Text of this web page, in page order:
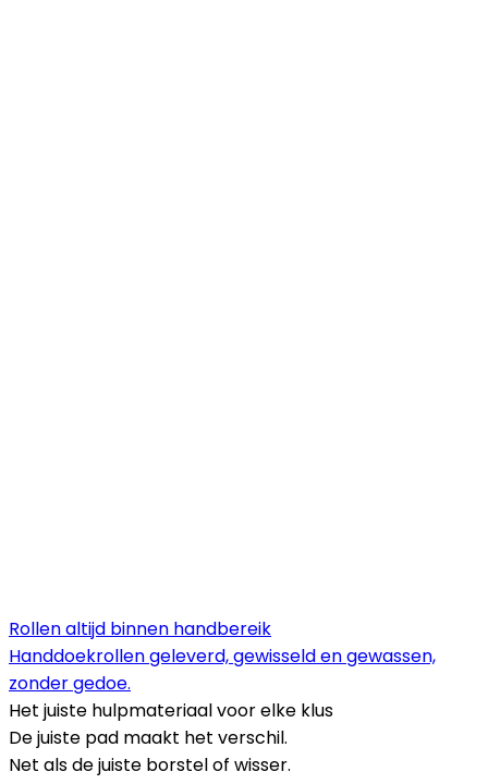
Rollen altijd binnen handbereik
Handdoekrollen geleverd, gewisseld en gewassen,
zonder gedoe.
Het juiste hulpmateriaal voor elke klus
De juiste pad maakt het verschil.
Net als de juiste borstel of wisser.